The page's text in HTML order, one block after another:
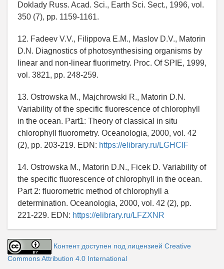
Doklady Russ. Acad. Sci., Earth Sci. Sect., 1996, vol.
350 (7), pp. 1159-1161.
12. Fadeev V.V., Filippova E.M., Maslov D.V., Matorin
D.N. Diagnostics of photosynthesising organisms by
linear and non-linear fluorimetry. Proc. Of SPIE, 1999,
vol. 3821, pp. 248-259.
13. Ostrowska M., Majchrowski R., Matorin D.N.
Variability of the specific fluorescence of chlorophyll
in the ocean. Part1: Theory of classical in situ
chlorophyll fluorometry. Oceanologia, 2000, vol. 42
(2), pp. 203-219. EDN: https://elibrary.ru/LGHCIF
14. Ostrowska M., Matorin D.N., Ficek D. Variability of
the specific fluorescence of chlorophyll in the ocean.
Part 2: fluorometric method of chlorophyll a
determination. Oceanologia, 2000, vol. 42 (2), pp.
221-229. EDN: https://elibrary.ru/LFZXNR
Контент доступен под лицензией Creative
Commons Attribution 4.0 International